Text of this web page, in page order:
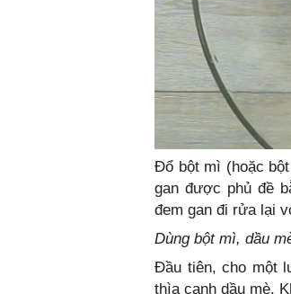
Đổ bột mì (hoặc
gan được phủ đề
đem gan đi rửa lại
Dùng bột mì, dầu
Đầu tiên, cho một
thìa canh dầu mè.